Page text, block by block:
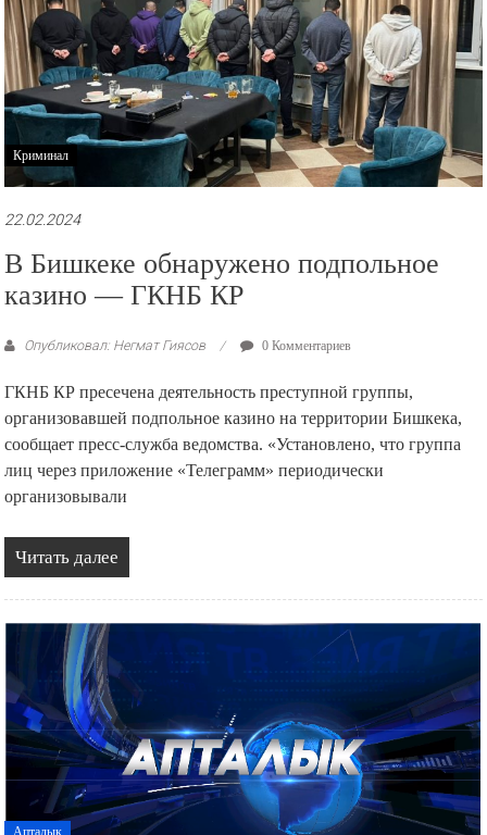
презентации.
Криминал
22.02.2024
В Бишкеке обнаружено подпольное
казино — ГКНБ КР
Опубликовал: Негмат Гиясов 0 Комментариев
ГКНБ КР пресечена деятельность преступной группы,
организовавшей подпольное казино на территории Бишкека,
сообщает пресс-служба ведомства. «Установлено, что группа
лиц через приложение «Телеграмм» периодически
организовывали
Читать далее
Апталык